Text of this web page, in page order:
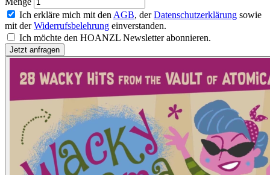
Ich erkläre mich mit den AGB, derDatenschutzerklärung sowie
mit derWiderrufsbelehrung einverstanden.
Ich möchte den HOANZL Newsletter abonnieren.